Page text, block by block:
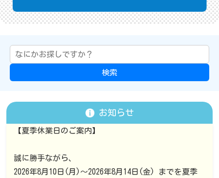
検索
お知らせ
【夏季休業日のご案内】
誠に勝手ながら、
2026年8月10日(月)～2026年8月14日(金) までを夏季